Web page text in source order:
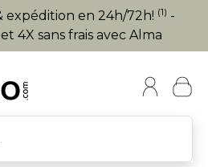
expédition en 24h/72h! (1) -
4X sans frais avec Alma